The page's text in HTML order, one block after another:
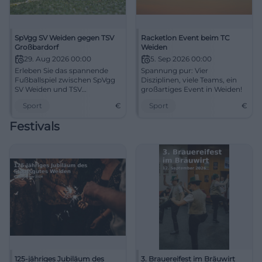
SpVgg SV Weiden gegen TSV
Großbardorf
29. Aug 2026 00:00
Erleben Sie das spannende
Fußballspiel zwischen SpVgg
SV Weiden und TSV
2026 in Weiden.
Sport €
Racketlon Event beim TC
Weiden
5. Sep 2026 00:00
Spannung pur: Vier
Disziplinen, viele Teams, ein
großartiges Event in Weiden!
Sport
€
Festivals
125-jähriges Jubiläum des 3. Brauereifest im Bräuwirt